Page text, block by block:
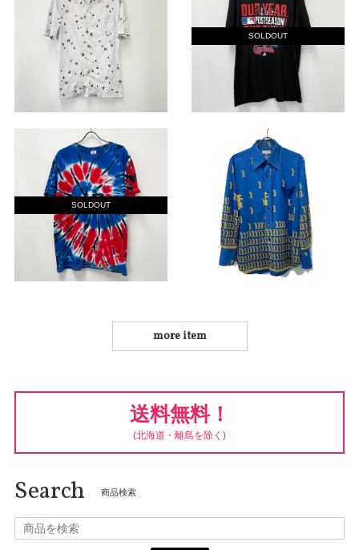
SOLDOUT
SOLDOUT
more item
送料無料！
(北海道・離島を除く)
Search 商品検索